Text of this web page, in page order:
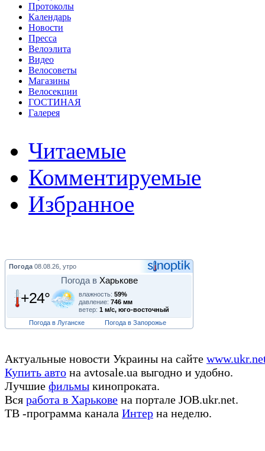
Протоколы
Календарь
Новости
Пресса
Велоэлита
Видео
Велосоветы
Магазины
Велосекции
ГОСТИНАЯ
Галерея
Читаемые
Комментируемые
Избранное
Погода 08.08.26, утро
Погода в Харькове
+24° влажность: 59%
давление: 746 мм
ветер: 1 м/с, юго-восточный
Погода в Луганске
Погода в Запорожье
Актуальные новости Украины на сайте
Купить авто на avtosale.ua выгодно и удобно.
Лучшие фильмы кинопроката.
Вся работа в Харькове на портале JOB.ukr.net.
ТВ -программа канала Интер на неделю.